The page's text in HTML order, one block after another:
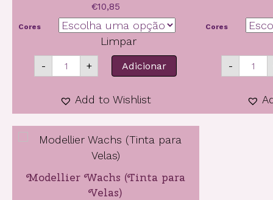
€10,85
Cores
Limpar
-
Quantidade
de
Gold
+ Adicionar
Add to Wishlist
Cores
-
de
Modellier Wachs (Tinta para
Velas)